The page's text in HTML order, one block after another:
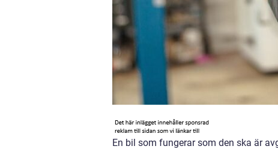
En bil som fungerar som den ska är